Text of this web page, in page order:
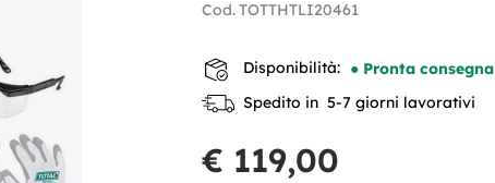
Cod.TOTTHTLI20461
Disponibilità: ● Pronta consegna
Spedito in 5-7 giorni lavorativi
€ 119,00